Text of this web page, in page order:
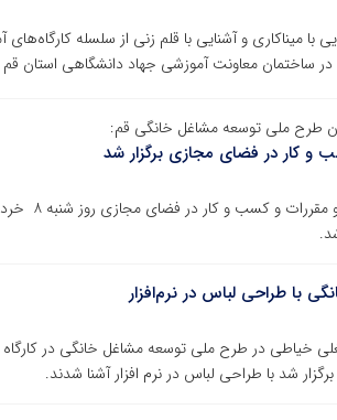
با میناکاری و آشنایی با قلم زنی از سلسله
طرح ملی توسعه مشاغل خانگی قم:
و کار در فضای مجازی برگزار شد
وبینار
با طراحی لباس در نرم‌افزار
خیاطی در طرح ملی توسعه مشاغل خانگی در
شد با طراحی لباس در نرم افزار آشنا شدند.